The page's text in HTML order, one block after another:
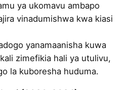
ya ukomavu ambapo
vinadumishwa kwa kiasi
yanamaanisha kuwa
zimefikia hali ya utulivu,
la kuboresha huduma.